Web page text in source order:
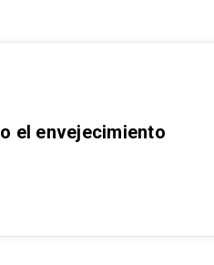
el envejecimiento